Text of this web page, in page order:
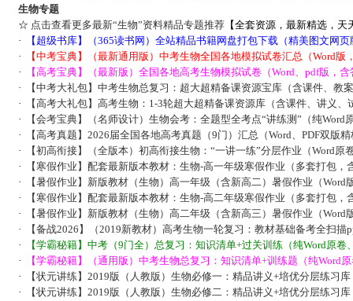
生物专题
☆ 点击查看更多最新“生物”资料精品专题推荐【全套资源，最新精选，天
·
【超级书库】（365读书网）全站精品书籍网盘打包下载（精美图文网
·
【中考宝典】（最新通用版）中考生物全国各地模拟试卷汇总（Word版
·
【高考宝典】（最新版）全国各地高考生物模拟试卷（Word、pdf版，含
·
【中考大礼包】中考生物总复习：超大超精备课资源宝库（含课件、教
·
【高考大礼包】高考生物：1-3轮超大超精备课资源库（含课件、讲义、
·
【会考宝典】（名师设计）生物会考：全题型全考点“讲练测”（纯Word
·
【高考真题】2026届全国各地高考真题（9门）汇总（Word、PDF双版
·
【初高衔接】（全版本）初高衔接生物：“一讲一练”分层作业（Word原
·
【寒假作业】配套最新版本教材：生物-高一年级寒假作业（多套打包，
·
【暑假作业】新版教材（生物）高一年级（含新高二）暑假作业（Word
·
【寒假作业】配套最新版本教材：生物-高二年级寒假作业（多套打包，
·
【暑假作业】新版教材（生物）高二年级（含新高三）暑假作业（Word
·
【备战2026】（2019新教材）高考生物一轮复习：教材基础备考全扫描
·
【学霸秘籍】中考（9门全）总复习：知识清单+过关训练（纯Word原卷
·
【学霸秘籍】（通用版）中考生物总复习：知识清单+训练题（纯Word
·
【状元讲练】2019版（人教版）生物必修一：精品讲义+培优分层练习
·
【状元讲练】2019版（人教版）生物必修二：精品讲义+培优分层练习